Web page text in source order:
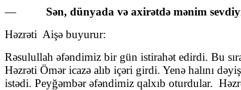
— Sən, dünyada və axirətdə mənim
Həzrəti Aişə buyurur:
Rəsulullah əfəndimiz bir gün istirahət edirdi. Bu
Həzrəti Ömər icazə alıb içəri girdi. Yenə halını
istədi. Peyğəmbər əfəndimiz qalxıb oturdular.